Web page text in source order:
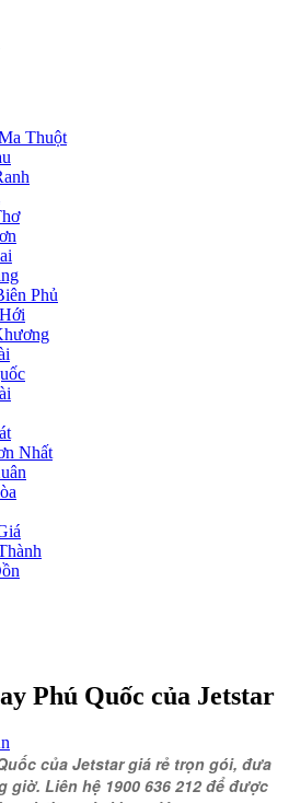
Thuột
Phủ
Nhất
Phú Quốc của Jetstar
của Jetstar giá rẻ trọn gói, đưa
Liên hệ 1900 636 212 để được